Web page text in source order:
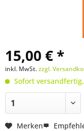
15,00 € *
inkl. MwSt.zzgl.
Sofort
Merken